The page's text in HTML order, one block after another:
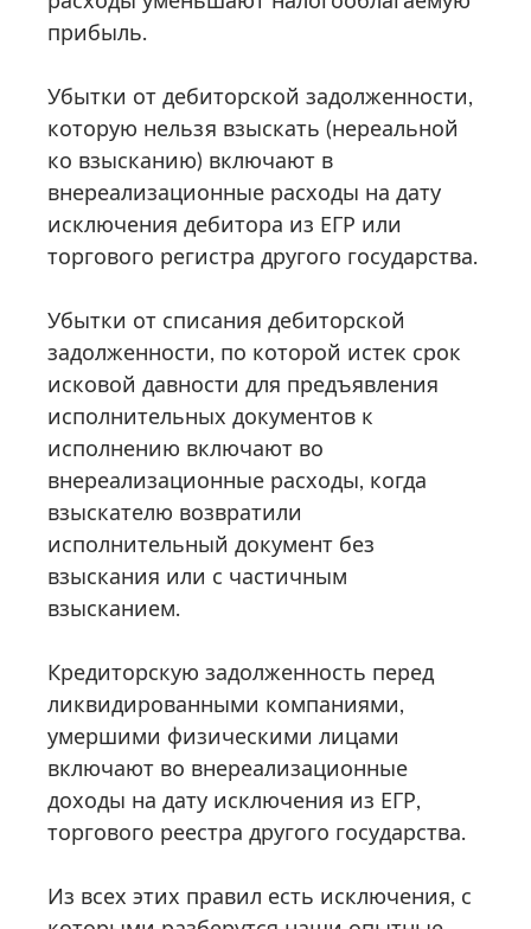
прибыль.
Убытки от дебиторской задолженности,
которую нельзя взыскать (нереальной
ко взысканию) включают в
внереализационные расходы на дату
исключения дебитора из ЕГР или
торгового регистра другого государства.
Убытки от списания дебиторской
задолженности, по которой истек срок
исковой давности для предъявления
исполнительных документов к
исполнению включают во
внереализационные расходы, когда
взыскателю возвратили
исполнительный документ без
взыскания или с частичным
взысканием.
Кредиторскую задолженность перед
ликвидированными компаниями,
умершими физическими лицами
включают во внереализационные
доходы на дату исключения из ЕГР,
торгового реестра другого государства.
Из всех этих правил есть исключения, с